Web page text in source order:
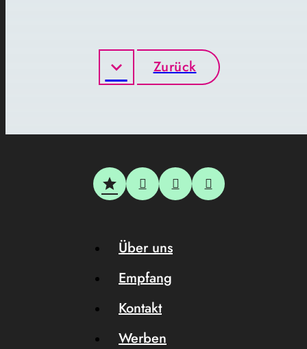
Zurück
Über uns
Empfang
Kontakt
Werben